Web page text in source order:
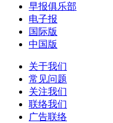
早报俱乐部
电子报
国际版
中国版
关于我们
常见问题
关注我们
联络我们
广告联络